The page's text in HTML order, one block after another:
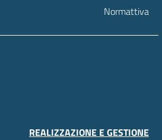
Normattiva
REALIZZAZIONE E GESTIONE